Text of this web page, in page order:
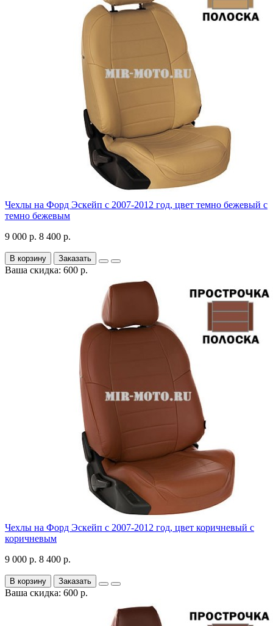
Чехлы на Форд Эскейп с 2007-2012 год, цвет темно бежевый с
темно бежевым
9 000 р. 8 400 р.
В корзину Заказать
Ваша скидка: 600 р.
Чехлы на Форд Эскейп с 2007-2012 год, цвет коричневый с
коричневым
9 000 р. 8 400 р.
В корзину Заказать
Ваша скидка: 600 р.